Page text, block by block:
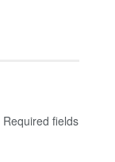
Required fields